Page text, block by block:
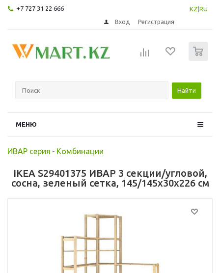
+7 727 31 22 666 KZ RU
Вход Регистрация
Найти
МЕНЮ
ИВАР серия - Комбинации
IKEA S29401375 ИВАР 3 секции/угловой,
сосна, зеленый сетка, 145/145x30x226 см